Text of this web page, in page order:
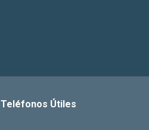
Teléfonos Útiles